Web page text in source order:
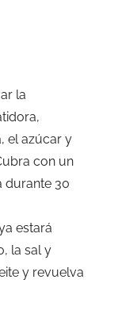
la
el azúcar y
con un
durante 30
estará
la sal y
y revuelva